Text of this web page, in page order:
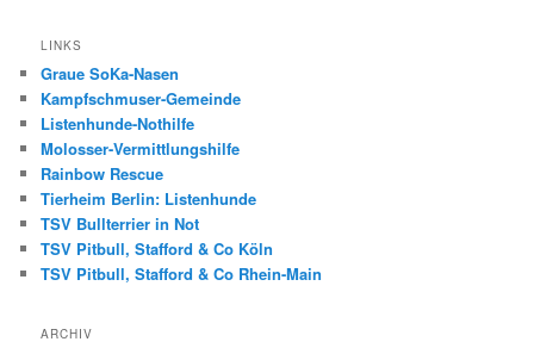
LINKS
Graue SoKa-Nasen
Kampfschmuser-Gemeinde
Listenhunde-Nothilfe
Molosser-Vermittlungshilfe
Rainbow Rescue
Tierheim Berlin: Listenhunde
TSV Bullterrier in Not
TSV Pitbull, Stafford & Co Köln
TSV Pitbull, Stafford & Co Rhein-Main
ARCHIV